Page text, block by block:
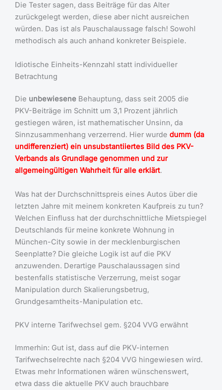
Die Tester sagen, dass Beiträge für das Alter
zurückgelegt werden, diese aber nicht ausreichen
würden. Das ist als Pauschalaussage falsch! Sowohl
methodisch als auch anhand konkreter Beispiele.
Idiotische Einheits-Kennzahl statt individueller
Betrachtung
Die unbewiesene Behauptung, dass seit 2005 die
PKV-Beiträge im Schnitt um 3,1 Prozent jährlich
gestiegen wären, ist mathematischer Unsinn, da
Sinnzusammenhang verzerrend. Hier wurde dumm (da
undifferenziert) ein unsubstantiiertes Bild des PKV-
Verbands als Grundlage genommen und zur
allgemeingültigen Wahrheit für alle erklärt.
Was hat der Durchschnittspreis eines Autos über die
letzten Jahre mit meinem konkreten Kaufpreis zu tun?
Welchen Einfluss hat der durchschnittliche Mietspiegel
Deutschlands für meine konkrete Wohnung in
München-City sowie in der mecklenburgischen
Seenplatte? Die gleiche Logik ist auf die PKV
anzuwenden. Derartige Pauschalaussagen sind
bestenfalls statistische Verzerrung, meist sogar
Manipulation durch Skalierungsbetrug,
Grundgesamtheits-Manipulation etc.
PKV interne Tarifwechsel gem. §204 VVG erwähnt
Immerhin: Gut ist, dass auf die PKV-internen
Tarifwechselrechte nach §204 VVG hingewiesen wird.
Etwas mehr Informationen wären wünschenswert,
etwa dass die aktuelle PKV auch brauchbare